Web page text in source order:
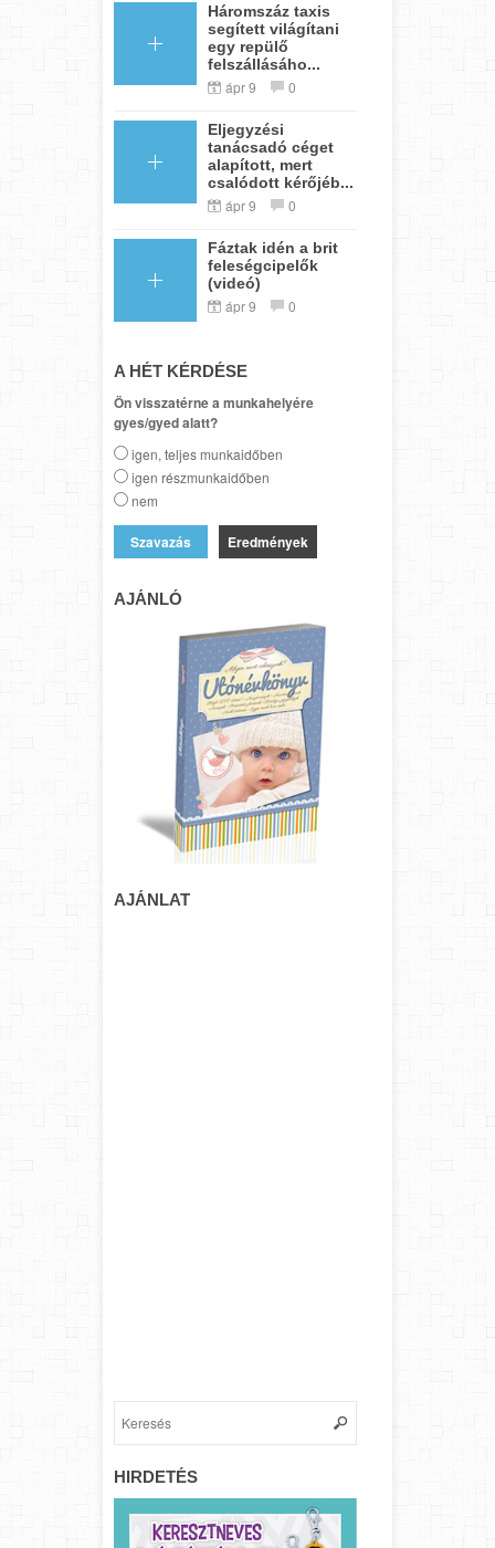
Háromszáz taxis
segített világítani
egy repülő
felszállásáho...
ápr 9 0
Eljegyzési
tanácsadó céget
alapított, mert
csalódott kérőjéb...
ápr 9 0
Fáztak idén a brit
feleségcipelők
(videó)
ápr 9 0
A HÉT KÉRDÉSE
Ön visszatérne a munkahelyére
gyes/gyed alatt?
igen, teljes munkaidőben
igen részmunkaidőben
nem
Eredmények
AJÁNLÓ
AJÁNLAT
HIRDETÉS